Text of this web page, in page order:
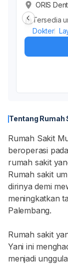
ORIS
matera
Tersedia
Dokter
Tentang Rumah
Rumah Sakit
beroperasi
rumah sakit
Rumah sakit
dirinya demi
meningkatkan
Palembang.
Rumah sakit
Yani ini
menjadi